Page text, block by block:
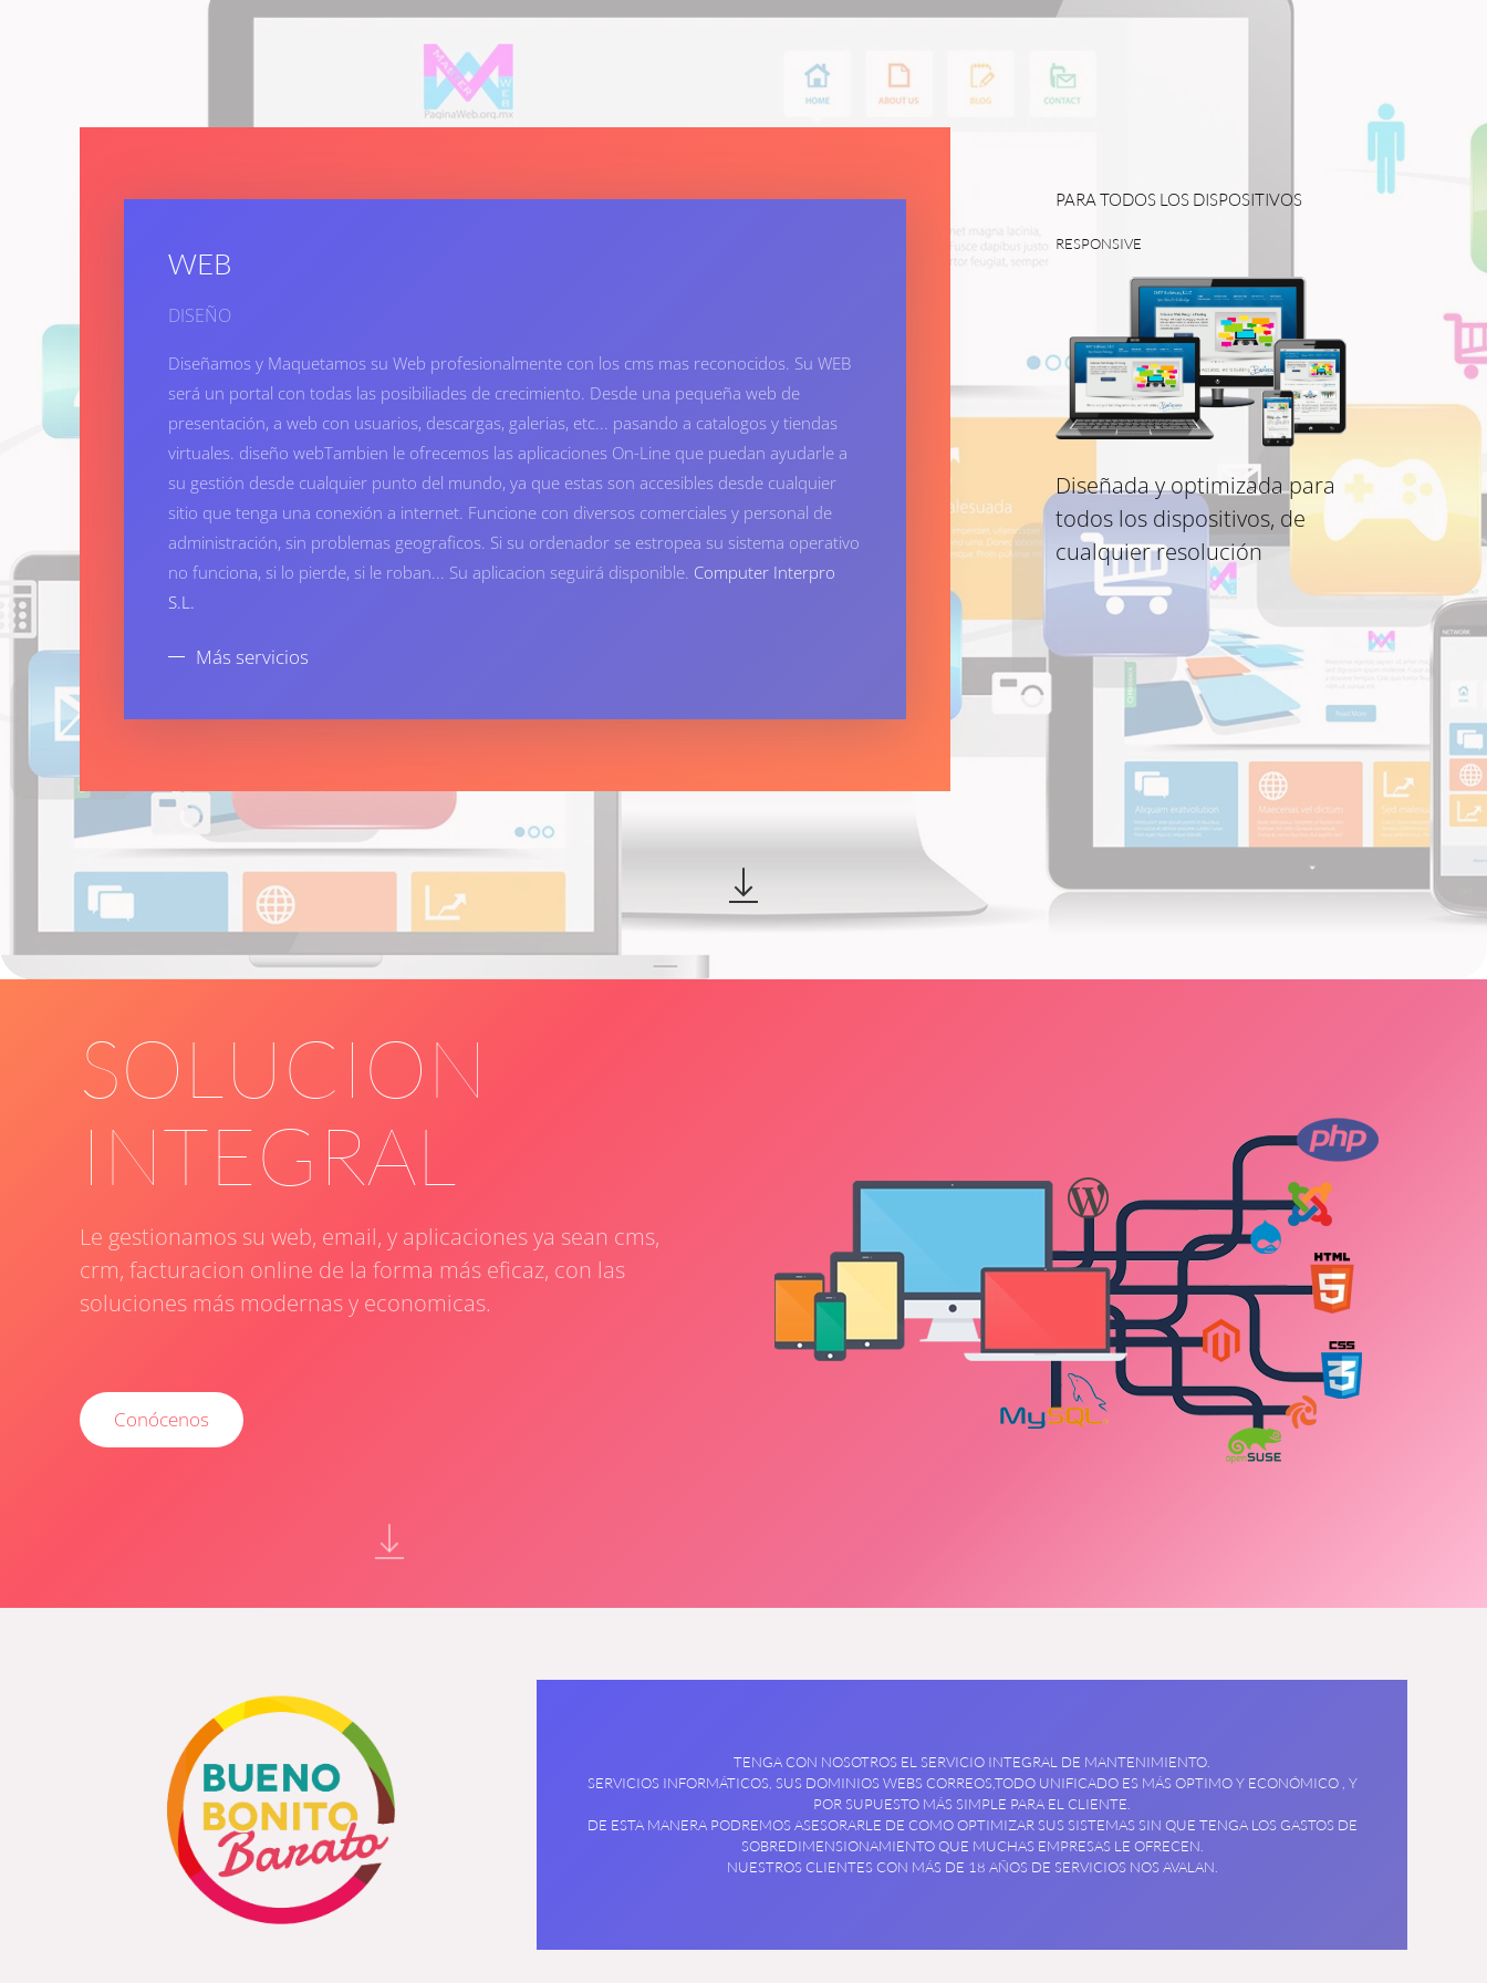
WEB
DISEÑO
Diseñamos y Maquetamos su Web profesionalmente con los cms mas reconocidos. Su WEB
será un portal con todas las posibiliades de crecimiento. Desde una pequeña web de
presentación, a web con usuarios, descargas, galerias, etc... pasando a catalogos y tiendas
virtuales. diseño webTambien le ofrecemos las aplicaciones On-Line que puedan ayudarle a
su gestión desde cualquier punto del mundo, ya que estas son accesibles desde cualquier
sitio que tenga una conexión a internet. Funcione con diversos comerciales y personal de
administración, sin problemas geograficos. Si su ordenador se estropea su sistema operativo
no funciona, si lo pierde, si le roban... Su aplicacion seguirá disponible. Computer Interpro
S.L.
Más servicios
PARA TODOS LOS DISPOSITIVOS
RESPONSIVE
Diseñada y optimizada para
todos los dispositivos, de
cualquier resolución
SOLUCION
INTEGRAL
Le gestionamos su web, email, y aplicaciones ya sean cms,
crm, facturacion online de la forma más eficaz, con las
soluciones más modernas y economicas.
Conócenos
TENGA CON NOSOTROS EL SERVICIO INTEGRAL DE MANTENIMIENTO.
SERVICIOS INFORMÁTICOS, SUS DOMINIOS WEBS CORREOS,TODO UNIFICADO ES MÁS OPTIMO Y ECONÓMICO , Y
POR SUPUESTO MÁS SIMPLE PARA EL CLIENTE.
DE ESTA MANERA PODREMOS ASESORARLE DE COMO OPTIMIZAR SUS SISTEMAS SIN QUE TENGA LOS GASTOS DE
SOBREDIMENSIONAMIENTO QUE MUCHAS EMPRESAS LE OFRECEN.
NUESTROS CLIENTES CON MÁS DE 18 AÑOS DE SERVICIOS NOS AVALAN.